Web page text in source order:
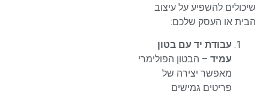
שיכולים להשפיע על עיצוב
הבית או העסק שלכם:
עבודת יד עם בטון
עמיד – הבטון הפולימרי
מאפשר יצירה של
פריטים גמישים